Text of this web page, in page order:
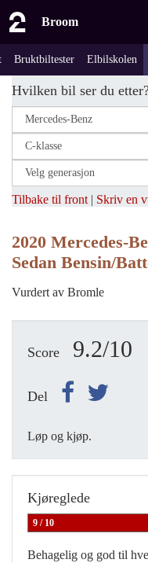
Broom
Bruktbiltester Elbilskolen
Hvilken bil ser du
Tilbake til front | Skriv en
2020 Mercedes-
Sedan Bensin/
Vurdert av Bromle
Score 9.2/10
Del
Løp og kjøp.
Kjøreglede
9 / 10
Behagelig og god til